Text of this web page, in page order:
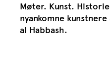
Møter. Kunst.
nyankomne
al Habbash.